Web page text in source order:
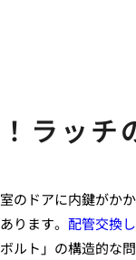
ラッチ
のドアに内鍵がか
ります。 配管交換
ルト」の構造的な